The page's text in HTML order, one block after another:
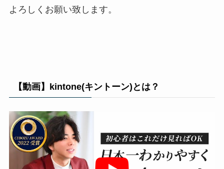
よろしくお願い致します。
【動画】kintone(キントーン)とは？